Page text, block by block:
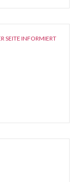
SEITE INFORMIERT